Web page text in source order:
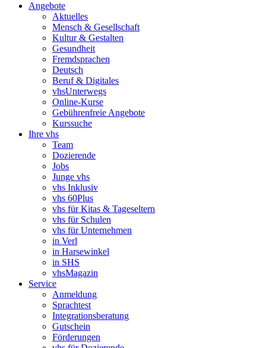
Angebote
Aktuelles
Mensch & Gesellschaft
Kultur & Gestalten
Gesundheit
Fremdsprachen
Deutsch
Beruf & Digitales
vhsUnterwegs
Online-Kurse
Gebührenfreie Angebote
Kurssuche
Ihre vhs
Team
Dozierende
Jobs
Junge vhs
vhs Inklusiv
vhs 60Plus
vhs für Kitas & Tageseltern
vhs für Schulen
vhs für Unternehmen
in Verl
in Harsewinkel
in SHS
vhsMagazin
Service
Anmeldung
Sprachtest
Integrationsberatung
Gutschein
Förderungen